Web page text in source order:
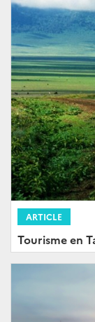
ARTICLE
Tourisme en